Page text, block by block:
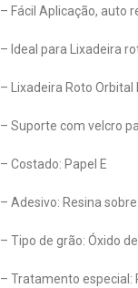
– Fácil Aplicação, auto
– Ideal para Lixadeira
– Lixadeira Roto
– Suporte com velcro
– Costado: Papel E
– Adesivo: Resina
– Tipo de grão: Óxido
– Tratamento especial: